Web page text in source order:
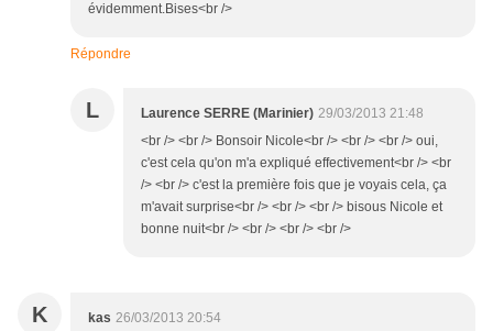
évidemment.Bises<br />
Répondre
L Laurence SERRE (Marinier) 29/03/2013 21:48
<br /> <br /> Bonsoir Nicole<br /> <br /> <br /> oui,
c'est cela qu'on m'a expliqué effectivement<br /> <br
/> <br /> c'est la première fois que je voyais cela, ça
m'avait surprise<br /> <br /> <br /> bisous Nicole et
bonne nuit<br /> <br /> <br /> <br />
K kas 26/03/2013 20:54